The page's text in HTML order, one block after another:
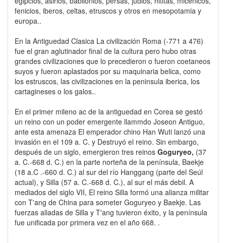
fenicios, iberos, celtas, etruscos y otros en mesopotamia y
europa..
En la Antiguedad Clasica La civilización Roma (-771 a 476)
fue el gran aglutinador final de la cultura pero hubo otras
grandes civilizaciones que lo precedieron o fueron coetaneos
suyos y fueron aplastados por su maquinaria belica, como
los estruscos, las civilizaciones en la peninsula iberica, los
cartagineses o los galos..
En el primer mileno ac de la antiguedad en Corea se gestó
un reino con un poder emergente llammdo Joseon Antiguo,
ante esta amenaza El emperador chino Han Wuti lanzó una
invasión en el 109 a. C. y Destruyó el reino. Sin embargo,
después de un siglo, emergieron tres reinos Goguryeo, (37
a. C.-668 d. C.) en la parte norteña de la península, Baekje
(18 a.C .-660 d. C.) al sur del río Hanggang (parte del Seúl
actual), y Silla (57 a. C.-668 d. C.), al sur el más debil. A
mediados del siglo VII, El reino Silla formó una alianza militar
con T'ang de China para someter Goguryeo y Baekje. Las
fuerzas aliadas de Silla y T'ang tuvieron éxito, y la península
fue unificada por primera vez en el año 668. .